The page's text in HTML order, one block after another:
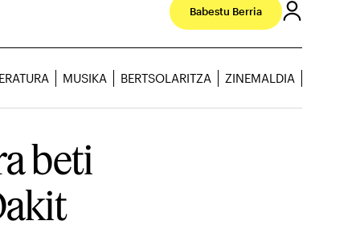
Babestu Berria
MUSIKA BERTSOLARITZA ZINEMALDIA
beti